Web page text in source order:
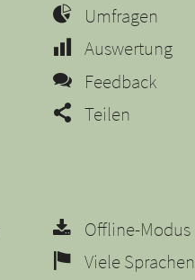
Umfragen
Auswertung
Feedback
Teilen
Offline-Modus
Viele Sprachen